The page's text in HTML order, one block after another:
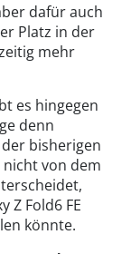
dafür auch
Platz in der
mehr
es hingegen
denn
bisherigen
nicht von dem
Z Fold6 FE
könnte.